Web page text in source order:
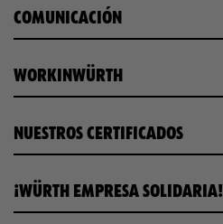
COMUNICACIÓN
WORKINWÜRTH
NUESTROS CERTIFICADOS
¡WÜRTH EMPRESA SOLIDARIA!